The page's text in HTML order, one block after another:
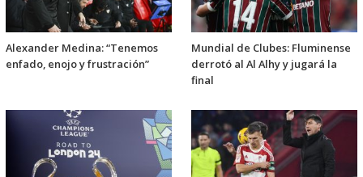
Alexander Medina: “Tenemos
enfado, enojo y frustración”
Mundial de Clubes: Fluminense
derrotó al Al Alhy y jugará la
final